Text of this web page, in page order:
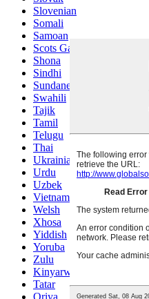
Slovenian
Somali
Samoan
Scots Gaelic
Shona
Sindhi
Sundanese
Swahili
Tajik
Tamil
Telugu
Thai
Ukrainian
Urdu
Uzbek
Vietnamese
Welsh
Xhosa
Yiddish
Yoruba
Zulu
Kinyarwanda
Tatar